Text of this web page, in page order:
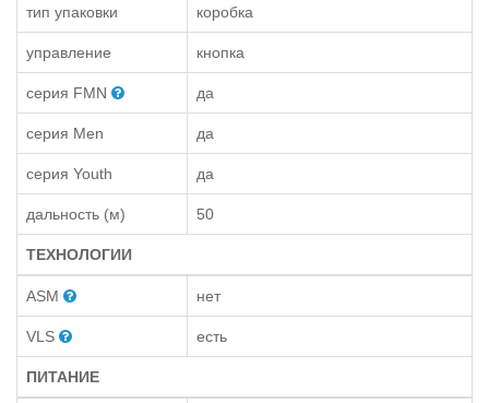
тип упаковки коробка
управление кнопка
серия FMN да
серия Men да
серия Youth да
дальность (м) 50
ТЕХНОЛОГИИ
ASM нет
VLS есть
ПИТАНИЕ